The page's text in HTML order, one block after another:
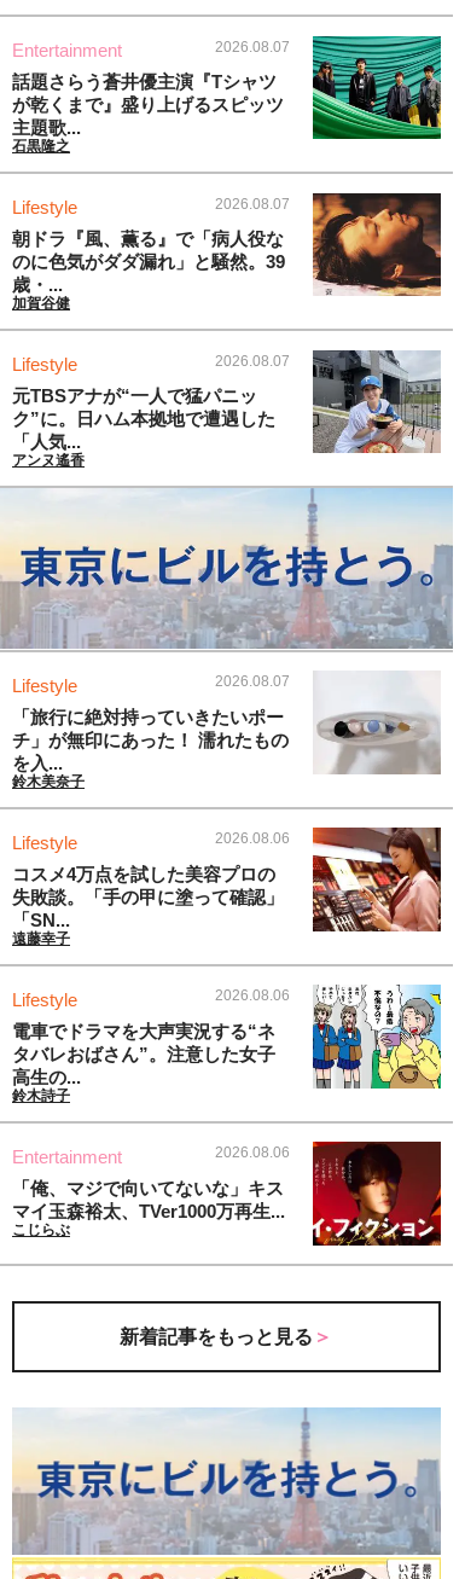
Entertainment 2026.08.07
話題さらう蒼井優主演『Tシャツ
が乾くまで』盛り上げるスピッツ
主題歌...
石黒隆之
Lifestyle 2026.08.07
朝ドラ『風、薫る』で「病人役な
のに色気がダダ漏れ」と騒然。39
歳・...
加賀谷健
Lifestyle 2026.08.07
元TBSアナが“一人で猛パニッ
ク”に。日ハム本拠地で遭遇した
「人気...
アンヌ遙香
Lifestyle 2026.08.07
「旅行に絶対持っていきたいポー
チ」が無印にあった！ 濡れたもの
を入...
鈴木美奈子
Lifestyle 2026.08.06
コスメ4万点を試した美容プロの
失敗談。「手の甲に塗って確認」
「SN...
遠藤幸子
Lifestyle 2026.08.06
電車でドラマを大声実況する“ネ
タバレおばさん”。注意した女子
高生の...
鈴木詩子
Entertainment 2026.08.06
「俺、マジで向いてないな」キス
マイ玉森裕太、TVer1000万再生...
こじらぶ
新着記事をもっと見る